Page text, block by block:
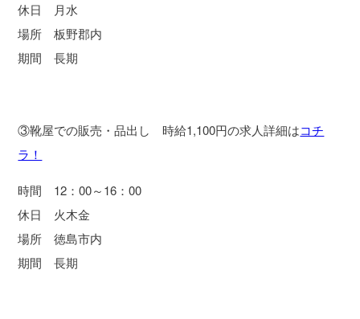
休日 月水
場所 板野郡内
期間 長期
③靴屋での販売・品出し 時給1,100円の求人詳細はコチ
ラ！
時間 12：00～16：00
休日 火木金
場所 徳島市内
期間 長期